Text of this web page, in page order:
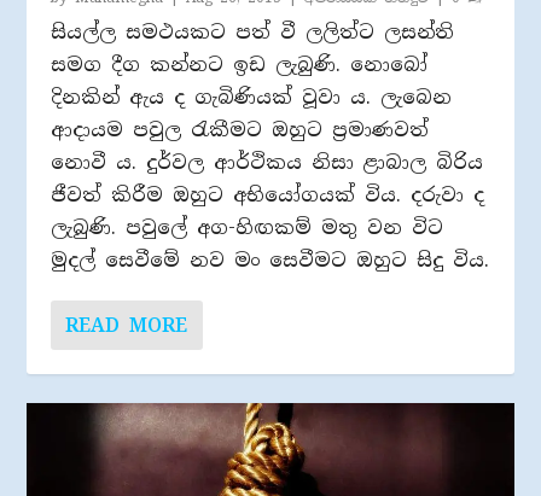
සියල්ල සමථයකට පත් වී ලලිත්ට ලසන්ති
සමග දීග කන්නට ඉඩ ලැබුණි. නොබෝ
දිනකින් ඇය ද ගැබිණියක් වූවා ය. ලැබෙන
ආදායම පවුල රැකීමට ඔහුට ප‍්‍රමාණවත්
නොවී ය. දුර්වල ආර්ථිකය නිසා ළාබාල බිරිය
ජීවත් කිරීම ඔහුට අභියෝගයක් විය. දරුවා ද
ලැබුණි. පවුලේ අග-හිඟකම් මතු වන විට
මුදල් සෙවීමේ නව මං සෙවීමට ඔහුට සිදු විය.
READ MORE